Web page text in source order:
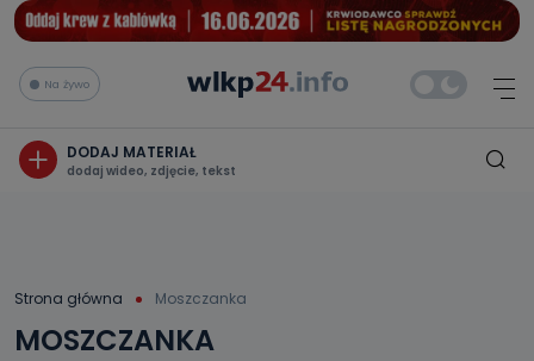
Na żywo
DODAJ MATERIAŁ
dodaj wideo, zdjęcie, tekst
Strona główna Moszczanka
MOSZCZANKA